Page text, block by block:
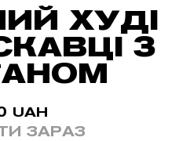
ХУДІ
З
UAH
ЗАРАЗ